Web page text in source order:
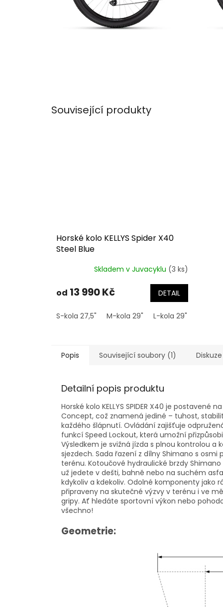
Související produkty
Horské kolo KELLYS Spider X40
Steel Blue
Skladem v Juvacyklu (3 ks)
od 13 990 Kč DETAIL
S-kola 27,5" M-kola 29" L-kola 29"
Popis Související soubory (1) Diskuze
Detailní popis produktu
Horské kolo KELLYS SPIDER X40 je
Concept, což znamená jediné – tuhost,
každého šlápnutí. Ovládání zajišťuje
funkcí Speed Lockout, která umožní
Výsledkem je svižná jízda s plnou kontrolou
sjezdech. Sada řazení z dílny Shimano s
terénu. Kotoučové hydraulické brzdy
už jedete v dešti, bahně nebo na suchém
kdykoliv a kdekoliv. Odolné komponenty jako
připraveny na skutečné výzvy v terénu i ve
gripy. Ať hledáte sportovní výkon nebo
všechno!
Geometrie: